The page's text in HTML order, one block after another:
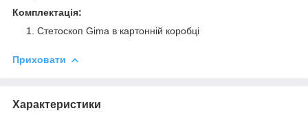
Комплектація:
Стетоскоп Gima в картонній коробці
Приховати
Характеристики